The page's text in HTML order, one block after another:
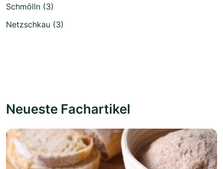
Schmölln (3)
Netzschkau (3)
Neueste Fachartikel